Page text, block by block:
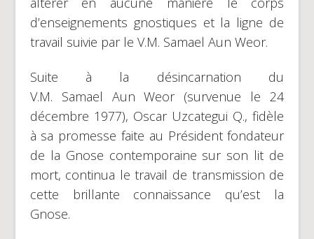
d’enseignements gnostiques et la ligne de
travail suivie par le V.M. Samael Aun Weor.
Suite à la désincarnation du
V.M. Samael Aun Weor (survenue le 24
décembre 1977), Oscar Uzcategui Q., fidèle
à sa promesse faite au Président fondateur
de la Gnose contemporaine sur son lit de
mort, continua le travail de transmission de
cette brillante connaissance qu’est la
Gnose.